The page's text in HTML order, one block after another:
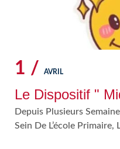
1 / AVRIL
Le Dispositif "
Depuis Plusieurs
Sein De L’école Primaire,